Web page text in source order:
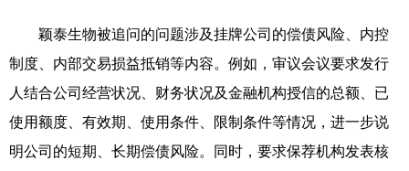
颖泰生物被追问的问题涉及挂牌公司的偿债风险、内控
制度、内部交易损益抵销等内容。例如，审议会议要求发行
人结合公司经营状况、财务状况及金融机构授信的总额、已
使用额度、有效期、使用条件、限制条件等情况，进一步说
明公司的短期、长期偿债风险。同时，要求保荐机构发表核